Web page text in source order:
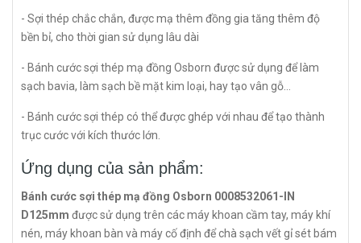
- Sợi thép chắc chắn, được mạ thêm đồng gia tăng thêm độ
bền bỉ, cho thời gian sử dụng lâu dài
- Bánh cước sợi thép mạ đồng Osborn được sử dụng để làm
sạch bavia, làm sạch bề mặt kim loại, hay tạo vân gỗ…
- Bánh cước sợi thép có thể được ghép với nhau để tạo thành
trục cước với kích thước lớn.
Ứng dụng của sản phẩm:
Bánh cước sợi thép mạ đồng Osborn 0008532061-IN
D125mm được sử dụng trên các máy khoan cầm tay, máy khí
nén, máy khoan bàn và máy cố định để chà sạch vết gỉ sét bám